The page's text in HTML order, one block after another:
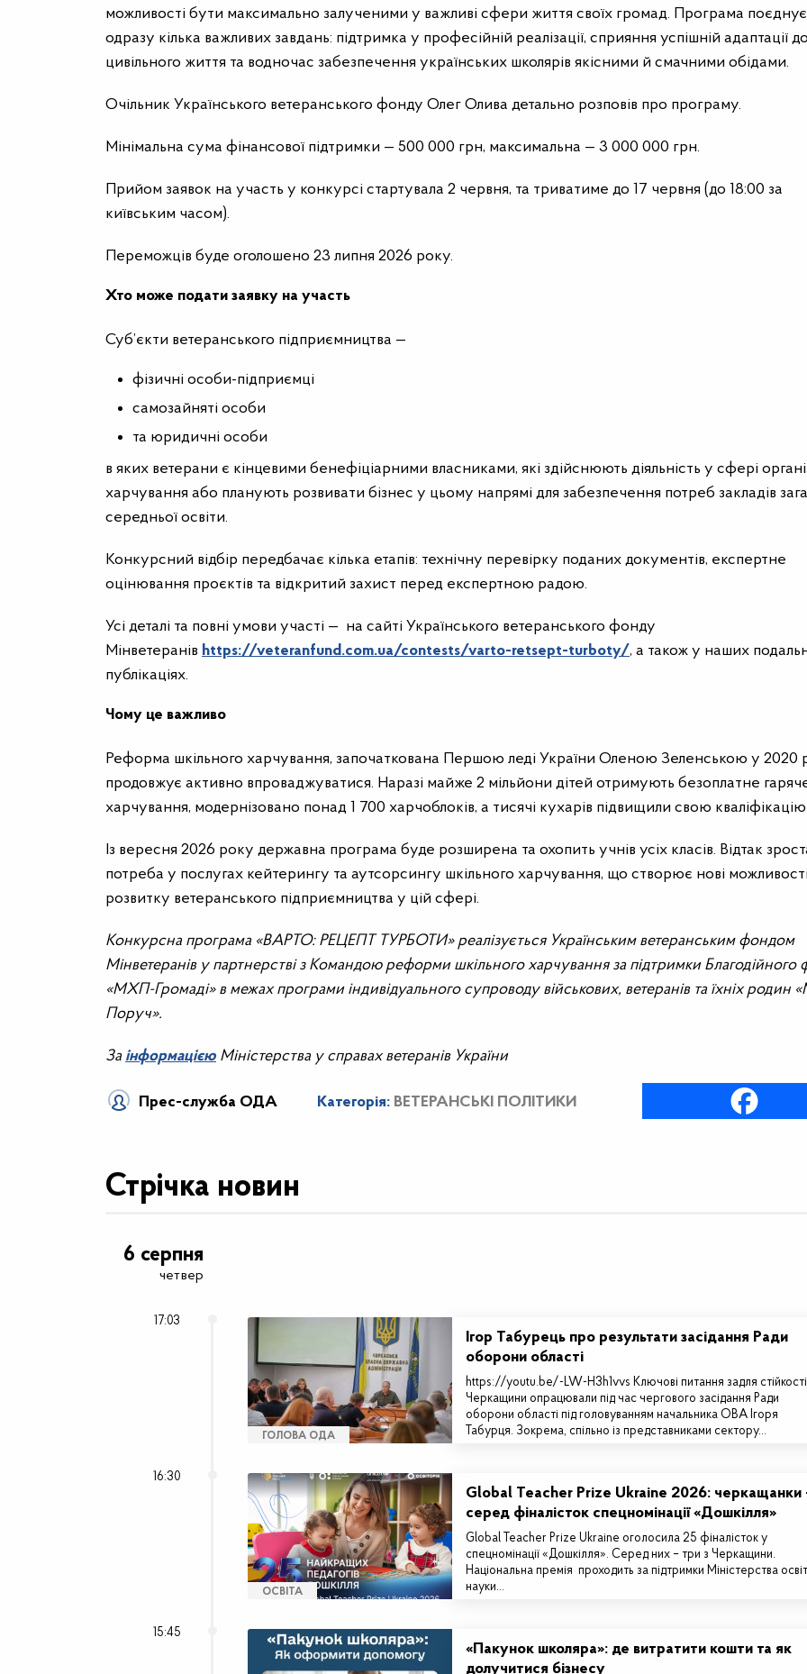
можливості бути максимально залученими у важливі сфери життя своїх громад. Програма поєднує
одразу кілька важливих завдань: підтримка у професійній реалізації, сприяння успішній адаптації до
цивільного життя та водночас забезпечення українських школярів якісними й смачними обідами.
Очільник Українського ветеранського фонду Олег Олива детально розповів про програму.
Мінімальна сума фінансової підтримки — 500 000 грн, максимальна — 3 000 000 грн.
Прийом заявок на участь у конкурсі стартувала 2 червня, та триватиме до 17 червня (до 18:00 за
київським часом).
Переможців буде оголошено 23 липня 2026 року.
Хто може подати заявку на участь
Суб’єкти ветеранського підприємництва —
фізичні особи-підприємці
самозайняті особи
та юридичні особи
в яких ветерани є кінцевими бенефіціарними власниками, які здійснюють діяльність у сфері
харчування або планують розвивати бізнес у цьому напрямі для забезпечення потреб закладів
середньої освіти.
Конкурсний відбір передбачає кілька етапів: технічну перевірку поданих документів, експертне
оцінювання проєктів та відкритий захист перед експертною радою.
Усі деталі та повні умови участі — на сайті Українського ветеранського фонду
Мінветеранів https://veteranfund.com.ua/contests/varto-retsept-turboty/, а також у наших
публікаціях.
Чому це важливо
Реформа шкільного харчування, започаткована Першою леді України Оленою Зеленською у 2020
продовжує активно впроваджуватися. Наразі майже 2 мільйони дітей отримують безоплатне
харчування, модернізовано понад 1 700 харчоблоків, а тисячі кухарів підвищили свою кваліфікацію.
Із вересня 2026 року державна програма буде розширена та охопить учнів усіх класів. Відтак
потреба у послугах кейтерингу та аутсорсингу шкільного харчування, що створює нові
розвитку ветеранського підприємництва у цій сфері.
Конкурсна програма «ВАРТО: РЕЦЕПТ ТУРБОТИ» реалізується Українським ветеранським фондом
Мінветеранів у партнерстві з Командою реформи шкільного харчування за підтримки Благодійного
«МХП-Громаді» в межах програми індивідуального супроводу військових, ветеранів та їхніх родин
Поруч».
За інформацією Міністерства у справах ветеранів України
Прес-служба ОДА Категорія: ВЕТЕРАНСЬКІ ПОЛІТИКИ
Стрічка новин
6 серпня
четвер
17:03
ГОЛОВА ОДА
Ігор Табурець про результати засідання Ради
оборони області
https://youtu.be/-LW-H3h1vvs Ключові питання задля стійкості
Черкащини опрацювали під час чергового засідання Ради
оборони області під головуванням начальника ОВА Ігоря
Табурця. Зокрема, спільно із представниками сектору…
16:30
ОСВІТА
Global Teacher Prize Ukraine 2026: черкащанки
серед фіналісток спецномінації «Дошкілля»
Global Teacher Prize Ukraine оголосила 25 фіналісток у
спецномінації «Дошкілля». Серед них – три з Черкащини.
Національна премія проходить за підтримки Міністерства
науки…
15:45
«Пакунок школяра»: де витратити кошти та як
долучитися бізнесу